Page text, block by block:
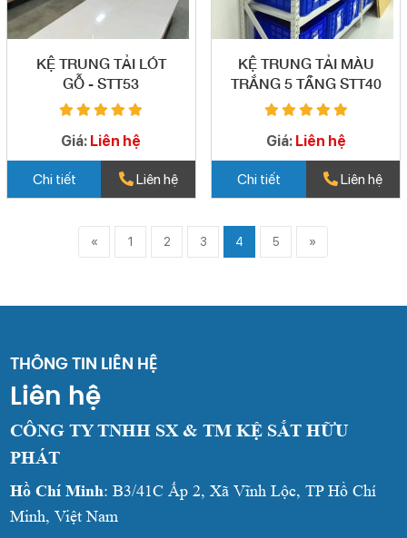
KỆ TRUNG TẢI LÓT
GỖ - STT53
Giá: Liên hệ
Chi tiết Liên hệ
KỆ TRUNG TẢI MÀU
TRẮNG 5 TẦNG STT40
Giá: Liên hệ
Chi tiết Liên hệ
« 1 2 3 4 5 »
THÔNG TIN LIÊN HỆ
Liên hệ
CÔNG TY TNHH SX & TM KỆ SẮT HỮU
PHÁT
Hồ Chí Minh: B3/41C Ấp 2, Xã Vĩnh Lộc, TP Hồ Chí
Minh, Việt Nam